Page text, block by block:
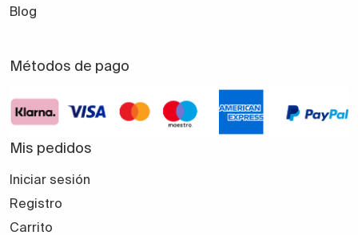
Blog
Métodos de pago
Mis pedidos
Iniciar sesión
Registro
Carrito